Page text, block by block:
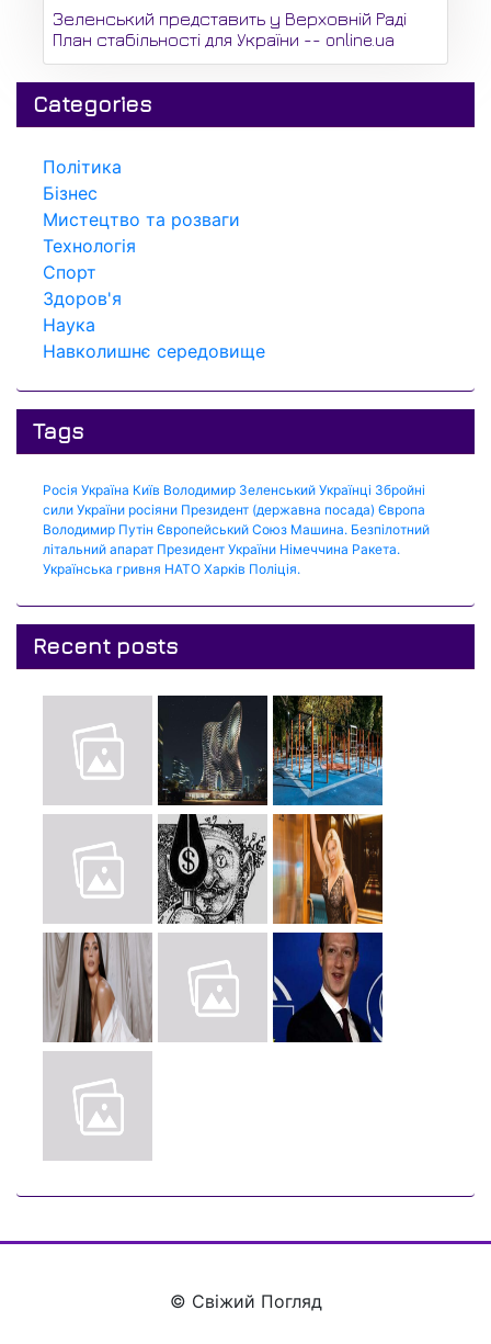
Зеленський представить у Верховній Раді
План стабільності для України -- online.ua
Categories
Політика
Бізнес
Мистецтво та розваги
Технологія
Спорт
Здоров'я
Наука
Навколишнє середовище
Tags
Росія Україна Київ Володимир Зеленський Українці Збройні
сили України росіяни Президент (державна посада) Європа
Володимир Путін Європейський Союз Машина. Безпілотний
літальний апарат Президент України Німеччина Ракета.
Українська гривня НАТО Харків Поліція.
Recent posts
© Свіжий Погляд